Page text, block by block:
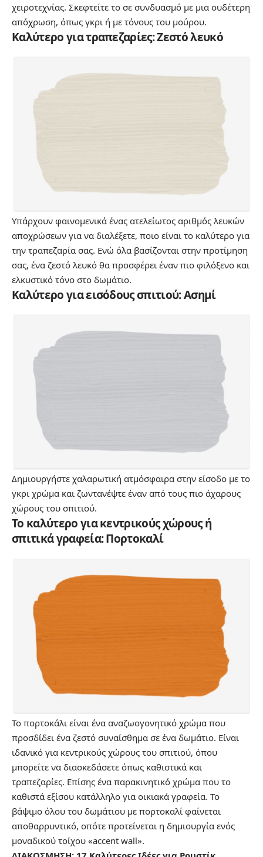
χειροτεχνίας. Σκεφτείτε το σε συνδυασμό με μια ουδέτερη
απόχρωση, όπως γκρι ή με τόνους του μούρου.
Καλύτερο για τραπεζαρίες: Ζεστό λευκό
Υπάρχουν φαινομενικά ένας ατελείωτος αριθμός λευκών
αποχρώσεων για να διαλέξετε, ποιο είναι το καλύτερο για
την τραπεζαρία σας. Ενώ όλα βασίζονται στην προτίμηση
σας, ένα ζεστό λευκό θα προσφέρει έναν πιο φιλόξενο και
ελκυστικό τόνο στο δωμάτιο.
Καλύτερο για εισόδους σπιτιού: Ασημί
Δημιουργήστε χαλαρωτική ατμόσφαιρα στην είσοδο με το
γκρι χρώμα και ζωντανέψτε έναν από τους πιο άχαρους
χώρους του σπιτιού.
Το καλύτερο για κεντρικούς χώρους ή
σπιτικά γραφεία: Πορτοκαλί
Το πορτοκάλι είναι ένα αναζωογονητικό χρώμα που
προσδίδει ένα ζεστό συναίσθημα σε ένα δωμάτιο. Είναι
ιδανικό για κεντρικούς χώρους του σπιτιού, όπου
μπορείτε να διασκεδάσετε όπως καθιστικά και
τραπεζαρίες. Επίσης ένα παρακινητικό χρώμα που το
καθιστά εξίσου κατάλληλο για οικιακά γραφεία. Το
βάψιμο όλου του δωμάτιου με πορτοκαλί φαίνεται
αποθαρρυντικό, οπότε προτείνεται η δημιουργία ενός
μοναδικού τοίχου «accent wall».